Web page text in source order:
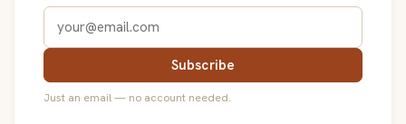
Subscribe
Just an email — no account needed.